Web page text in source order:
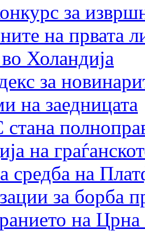
за
на првата
Холандија
за
на заедницата
на
средба на
за борба
на Црна